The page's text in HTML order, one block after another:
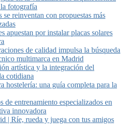
fotografía
se reinventan con propuestas más
apuestan por instalar placas solares
de calidad impulsa la búsqueda
multimarca en Madrid
artística y la integración del
cotidiana
hostelería: una guía completa para la
de entrenamiento especializados en
innovadora
| Ríe, rueda y juega con tus amigos